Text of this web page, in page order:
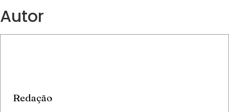
Autor
Redação